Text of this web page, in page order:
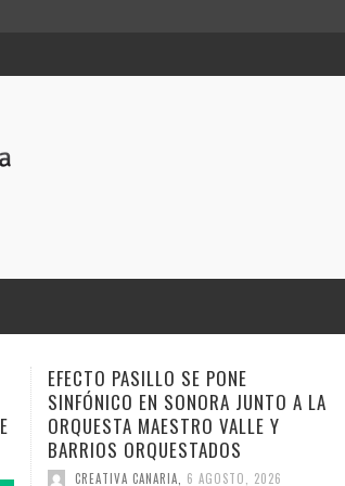
DOCANARIAS CONVOCA A
INSTITUCIONES A REFLEXIONAR
SOBRE LA INTERNACIONALIZACIÓN
DEL CINE DE REALIDAD
CREATIVA CANARIA 6 AGOSTO, 2026